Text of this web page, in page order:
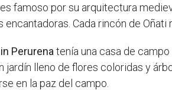
famoso por su arquitectura
encantadoras. Cada rincón de
Perurena tenía una casa de
jardín lleno de flores coloridas y
en la paz del campo.